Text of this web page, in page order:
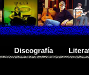
Discografía